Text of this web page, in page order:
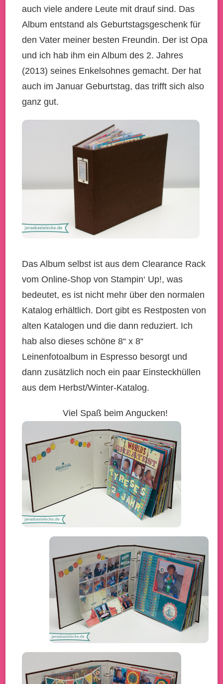
auch viele andere Leute mit drauf sind. Das
Album entstand als Geburtstagsgeschenk für
den Vater meiner besten Freundin. Der ist Opa
und ich hab ihm ein Album des 2. Jahres
(2013) seines Enkelsohnes gemacht. Der hat
auch im Januar Geburtstag, das trifft sich also
ganz gut.
Das Album selbst ist aus dem Clearance Rack
vom Online-Shop von Stampin‘ Up!, was
bedeutet, es ist nicht mehr über den normalen
Katalog erhältlich. Dort gibt es Restposten von
alten Katalogen und die dann reduziert. Ich
hab also dieses schöne 8“ x 8“
Leinenfotoalbum in Espresso besorgt und
dann zusätzlich noch ein paar Einsteckhüllen
aus dem Herbst/Winter-Katalog.
Viel Spaß beim Angucken!